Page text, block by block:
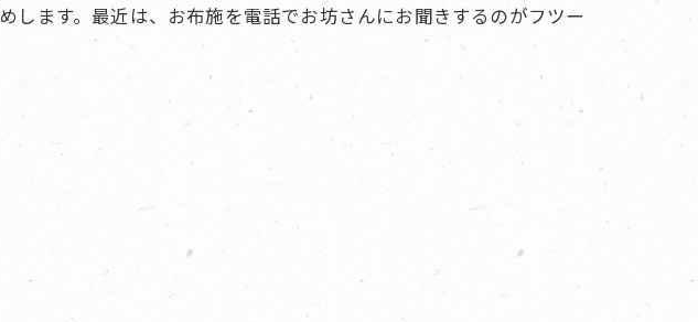
ます。最近は、お布施を電話でお坊さんにお聞きするのがフツー